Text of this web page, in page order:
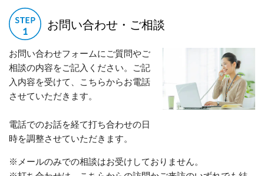
お問い合わせ・ご相談
お問い合わせフォームにご質問やご
相談の内容をご記入ください。ご記
入内容を受けて、こちらからお電話
させていただきます。
電話でのお話を経て打ち合わせの日
時を調整させていただきます。
※メールのみでの相談はお受けしておりません。